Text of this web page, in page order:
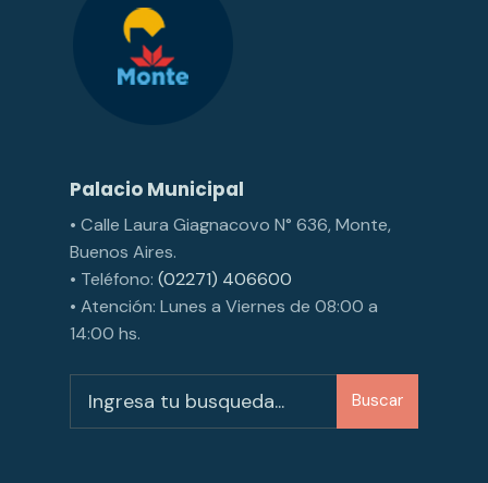
Palacio Municipal
• Calle Laura Giagnacovo N° 636, Monte,
Buenos Aires.
• Teléfono: (02271) 406600
• Atención: Lunes a Viernes de 08:00 a
14:00 hs.
Buscar